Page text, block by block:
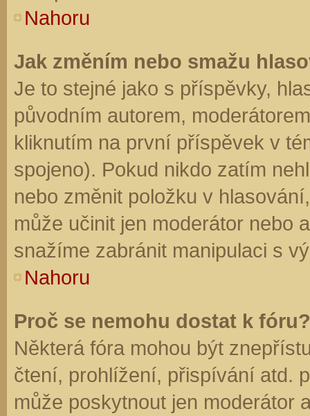
Nahoru
Jak změním nebo smažu
Je to stejné jako s příspěvky,
původním autorem,
kliknutím na první příspěvek v
spojeno). Pokud nikdo zatím
nebo změnit položku v
může učinit jen moderátor nebo
snažíme zabránit manipulaci s
Nahoru
Proč se nemohu dostat k fóru?
Některá fóra mohou být
čtení, prohlížení, přispívání atd.
může poskytnout jen moderátor